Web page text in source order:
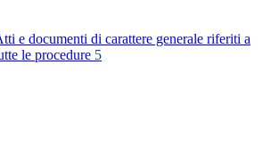
e documenti di carattere generale riferiti a
le procedure 5